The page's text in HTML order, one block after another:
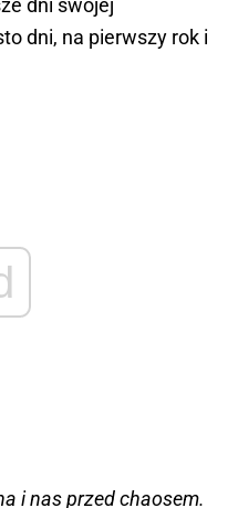
dni swojej
dni, na pierwszy rok i
i nas przed chaosem.